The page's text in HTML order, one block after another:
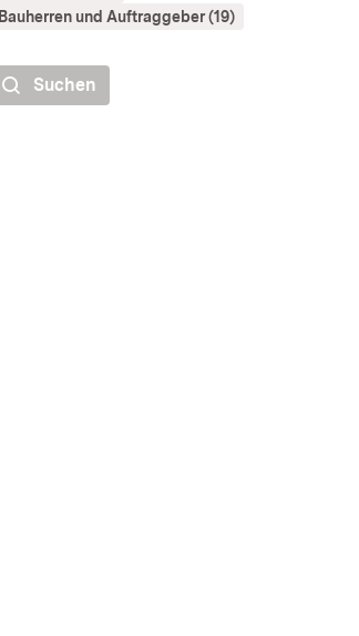
Bauherren und Auftraggeber (19)
Suchen